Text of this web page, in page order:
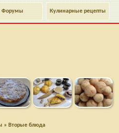
Кулинарные рецепты
Форумы
» Вторые блюда